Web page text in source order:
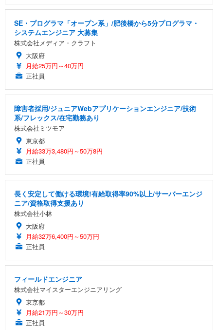
SE・プログラマ「オープン系」/肥後橋から5分プログラマ・
システムエンジニア 大募集
株式会社メディア・クラフト
大阪府
月給25万円～40万円
正社員
障害者採用/ジュニアWebアプリケーションエンジニア/技術
系/フレックス/在宅勤務あり
株式会社ミツモア
東京都
月給33万3,480円～50万8円
正社員
長く安定して働ける環境!有給取得率90%以上/サーバーエンジ
ニア/資格取得支援あり
株式会社小林
大阪府
月給32万6,400円～50万円
正社員
フィールドエンジニア
株式会社マイスターエンジニアリング
東京都
月給21万円～30万円
正社員